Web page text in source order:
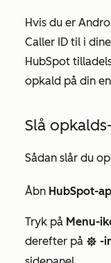
Hvis du er
Caller ID til i
HubSpot
opkald på din
Slå
Sådan slår du
Åbn HubSpot-
Tryk på Menu-
derefter på settings -